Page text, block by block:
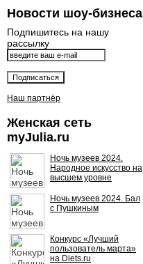
Новости шоу-бизнеса
Подпишитесь на нашу
рассылку
Наш партнёр
Женская сеть
myJulia.ru
Ночь музеев 2024.
Народное искусство на
высшем уровне
Ночь музеев 2024. Бал
с Пушкиным
Конкурс «Лучший
пользователь марта»
на Diets.ru